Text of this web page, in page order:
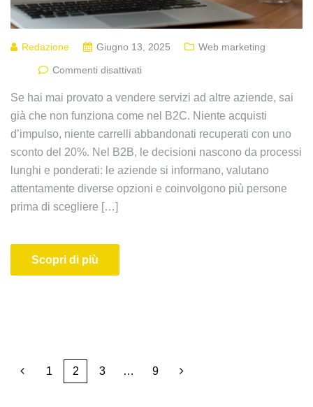
Redazione Giugno 13, 2025 Web marketing
Commenti disattivati
Se hai mai provato a vendere servizi ad altre aziende, sai
già che non funziona come nel B2C. Niente acquisti
d’impulso, niente carrelli abbandonati recuperati con uno
sconto del 20%. Nel B2B, le decisioni nascono da processi
lunghi e ponderati: le aziende si informano, valutano
attentamente diverse opzioni e coinvolgono più persone
prima di scegliere […]
Scopri di più
1 2 3 … 9